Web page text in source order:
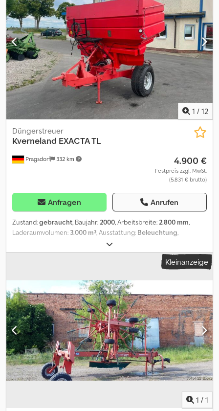
Sähscheiben für Rüben,Raps
1 / 12
Pragsdorf 332 km
Düngerstreuer
Kverneland EXACTA TL
4.900 €
Festpreis zzgl. MwSt.
(5.831 € brutto)
Anfragen Anrufen
Zustand:gebraucht, Baujahr:2000, Arbeitsbreite:2.800 mm,
Laderaumvolumen: 3.000 m³, Ausstattung: Beleuchtung,
Wiegeeinrichtung_____,Lagerort:17094 Pragsdorf Dodpfx Aozfdv
Kleinanzeige
1 / 1